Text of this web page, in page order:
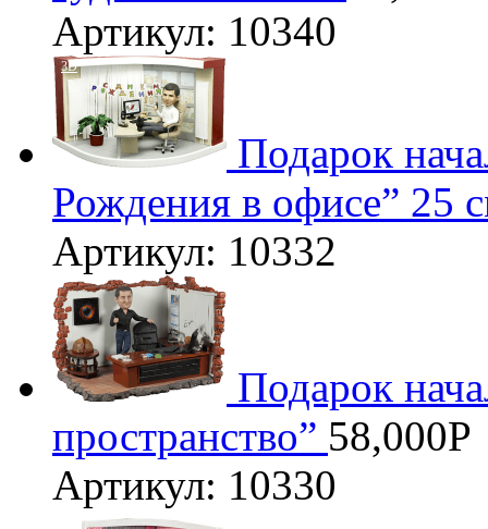
Артикул: 10340
3D
Подарок
Рождения в офисе” 25
Артикул: 10332
Подарок
пространство” 58,000Р
Артикул: 10330